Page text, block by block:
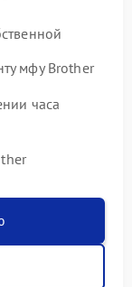
мфу Brother
часа